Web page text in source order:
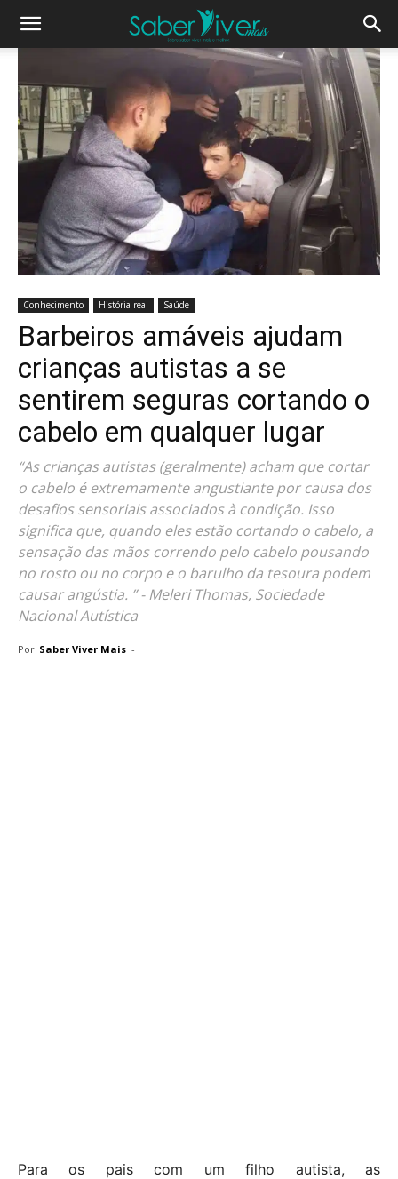
Conhecimento História real Saúde
Barbeiros amáveis ​​ajudam
crianças autistas a se
sentirem seguras cortando o
cabelo em qualquer lugar
“As crianças autistas (geralmente) acham que cortar
o cabelo é extremamente angustiante por causa dos
desafios sensoriais associados à condição. Isso
significa que, quando eles estão cortando o cabelo, a
sensação das mãos correndo pelo cabelo pousando
no rosto ou no corpo e o barulho da tesoura podem
causar angústia. ” - Meleri Thomas, Sociedade
Nacional Autística
Por Saber Viver Mais -
Para os pais com um filho autista, as